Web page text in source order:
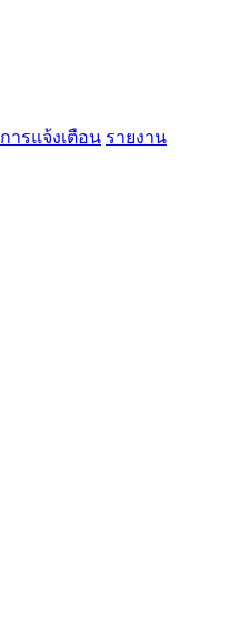
การแจ้งเตือน รายงาน